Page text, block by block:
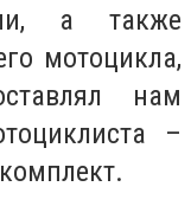
а также
мотоцикла,
нам
–